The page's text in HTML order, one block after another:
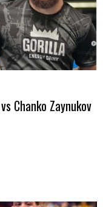
Chanko Zaynukov